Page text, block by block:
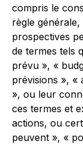
compris le
règle
prospectives
de termes tels
prévu », «
prévisions », «
», ou leur
ces termes et
actions, ou
peuvent », «